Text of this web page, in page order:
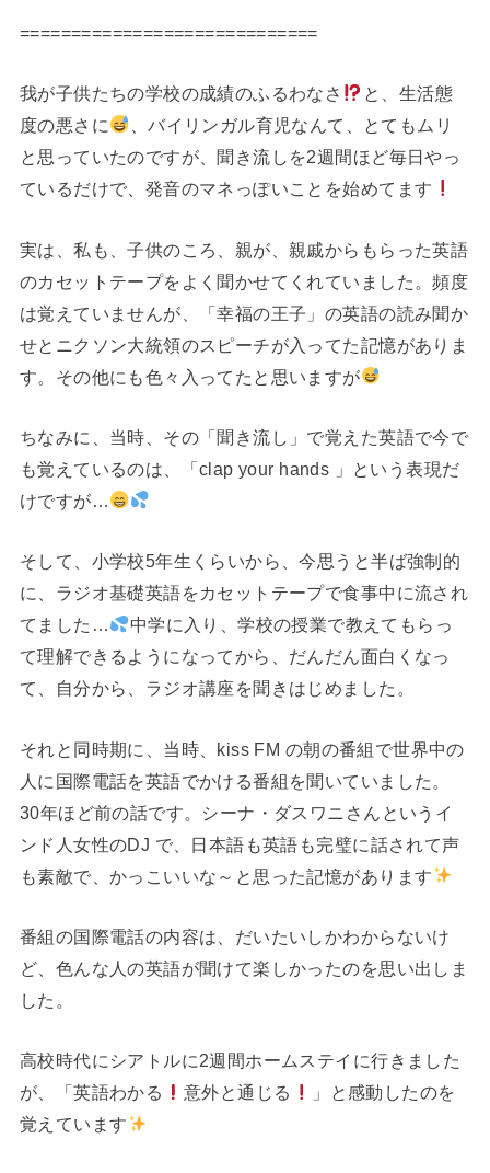
=============================
我が子供たちの学校の成績のふるわなさ
と、生活態
度の悪さに
、バイリンガル育児なんて、とてもムリ
と思っていたのですが、聞き流しを2週間ほど毎日やっ
ているだけで、発音のマネっぽいことを始めてます
実は、私も、子供のころ、親が、親戚からもらった英語
のカセットテープをよく聞かせてくれていました。頻度
は覚えていませんが、「幸福の王子」の英語の読み聞か
せとニクソン大統領のスピーチが入ってた記憶がありま
す。その他にも色々入ってたと思いますが
ちなみに、当時、その「聞き流し」で覚えた英語で今で
も覚えているのは、「clap your hands 」という表現だ
けですが…
そして、小学校5年生くらいから、今思うと半ば強制的
に、ラジオ基礎英語をカセットテープで食事中に流され
てました…
中学に入り、学校の授業で教えてもらっ
て理解できるようになってから、だんだん面白くなっ
て、自分から、ラジオ講座を聞きはじめました。
それと同時期に、当時、kiss FM の朝の番組で世界中の
人に国際電話を英語でかける番組を聞いていました。
30年ほど前の話です。シーナ・ダスワニさんというイ
ンド人女性のDJ で、日本語も英語も完璧に話されて声
も素敵で、かっこいいな～と思った記憶があります
番組の国際電話の内容は、だいたいしかわからないけ
ど、色んな人の英語が聞けて楽しかったのを思い出しま
した。
高校時代にシアトルに2週間ホームステイに行きました
が、「英語わかる
意外と通じる
」と感動したのを
覚えています